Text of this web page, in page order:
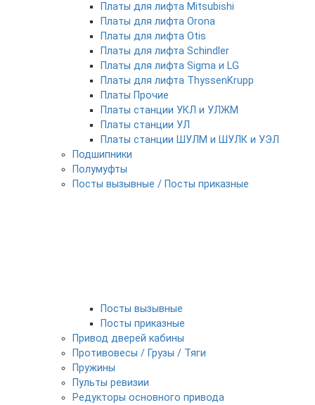
Платы для лифта Mitsubishi
Платы для лифта Orona
Платы для лифта Otis
Платы для лифта Schindler
Платы для лифта Sigma и LG
Платы для лифта ThyssenKrupp
Платы Прочие
Платы станции УКЛ и УЛЖМ
Платы станции УЛ
Платы станции ШУЛМ и ШУЛК и УЭЛ
Подшипники
Полумуфты
Посты вызывные / Посты приказные
Посты вызывные
Посты приказные
Привод дверей кабины
Противовесы / Грузы / Тяги
Пружины
Пульты ревизии
Редукторы основного привода